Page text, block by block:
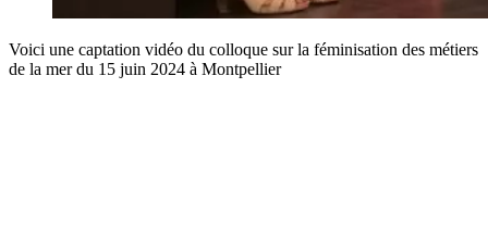
Voici une captation vidéo du colloque sur la féminisation des métiers
de la mer du 15 juin 2024 à Montpellier